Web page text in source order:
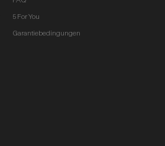
5 For You
Garantiebedingungen